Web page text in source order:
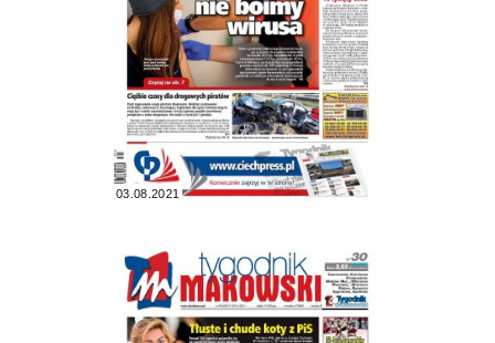
03.08.2021